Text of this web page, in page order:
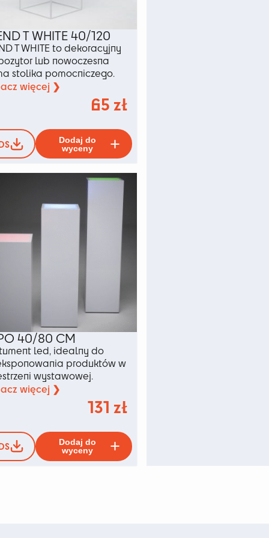
T WHITE 40/120
T WHITE to dekoracyjny
lub nowoczesna
stolika pomocniczego.
więcej ❯
65 zł
Dodaj do
wyceny
Ten
produkt
wiele
40/80 CM
led, idealny do
produktów w
wystawowej.
więcej ❯
131 zł
Dodaj do
wyceny
Ten
produkt